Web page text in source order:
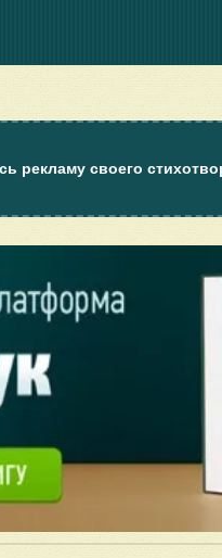
рекламу своего